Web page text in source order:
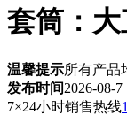
套筒：
温馨提示所有产品
发布时间2026-08-7
7×24小时销售热线